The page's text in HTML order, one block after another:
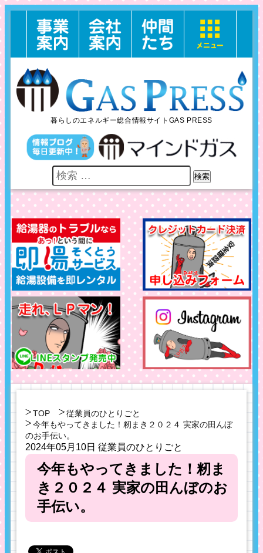
暮らしのエネルギー総合情報サイトGAS PRESS
検索
TOP
従業員のひとりごと
今年もやってきました！籾まき２０２４ 実家の田んぼ
のお手伝い。
2024年05月10日 従業員のひとりごと
今年もやってきました！籾ま
き２０２４ 実家の田んぼのお
手伝い。